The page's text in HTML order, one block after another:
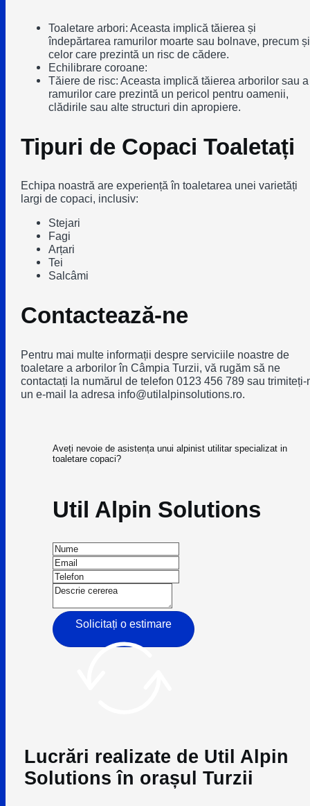
Toaletare arbori: Aceasta implică tăierea și
îndepărtarea ramurilor moarte sau bolnave, precum
celor care prezintă un risc de cădere.
Echilibrare coroane:
Tăiere de risc: Aceasta implică tăierea arborilor sau a
ramurilor care prezintă un pericol pentru oamenii,
clădirile sau alte structuri din apropiere.
Tipuri de Copaci Toaletați
Echipa noastră are experiență în toaletarea unei varietăți
largi de copaci, inclusiv:
Stejari
Fagi
Arțari
Tei
Salcâmi
Contactează-ne
Pentru mai multe informații despre serviciile noastre de
toaletare a arborilor în Câmpia Turzii, vă rugăm să ne
contactați la numărul de telefon 0123 456 789 sau trimiteți-
un e-mail la adresa info@utilalpinsolutions.ro.
Aveți nevoie de asistența unui alpinist utilitar specializat in
toaletare copaci?
Util Alpin Solutions
Solicitați o estimare
Lucrări realizate de Util Alpin
Solutions în orașul Turzii